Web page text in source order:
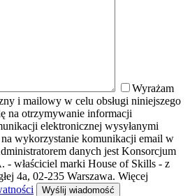
Wyrażam
i mailowy w celu obsługi niniejszego
na otrzymywanie informacji
elektronicznej wysyłanymi
wykorzystanie komunikacji email w
danych jest Konsorcjum
- właściciel marki House of Skills - z
4a, 02-235 Warszawa. Więcej